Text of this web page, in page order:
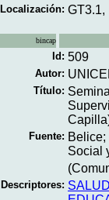
Localización: GT3.1,
bincap
Id: 509
Autor:
Título:
Fuente:
Social
Descriptores: